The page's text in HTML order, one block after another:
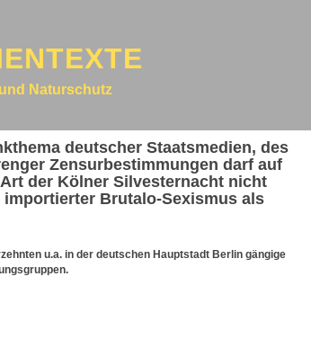
Naturschutz
deutscher Staatsmedien, des
Zensurbestimmungen darf auf
der Kölner Silvesternacht nicht
Brutalo-Sexismus als
u.a. in der deutschen Hauptstadt Berlin gängige